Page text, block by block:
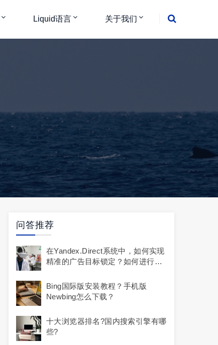
Liquid语言 关于我们
问答推荐
在Yandex.Direct系统中，如何实现
精准的广告目标锁定？如何进行广
Bing国际版安装教程？手机版
Newbing怎么下载？
十大浏览器排名?国内搜索引擎有哪
些?